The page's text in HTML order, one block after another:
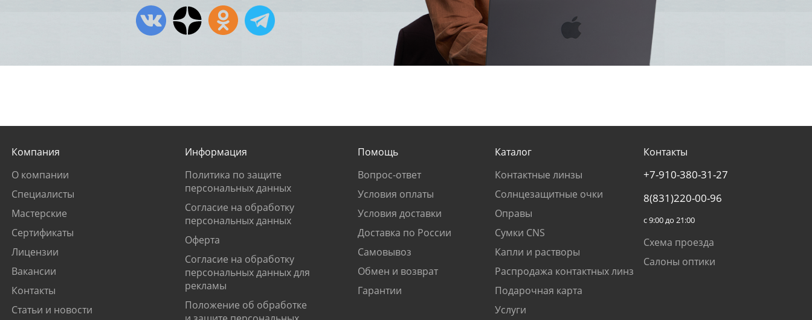
Компания
О компании
Специалисты
Мастерские
Сертификаты
Лицензии
Вакансии
Контакты
Статьи и новости
Информация
Политика по защите
персональных данных
Согласие на обработку
персональных данных
Оферта
Согласие на обработку
персональных данных для
рекламы
Положение об обработке
Помощь
Вопрос-ответ
Условия оплаты
Условия доставки
Доставка по России
Самовывоз
Обмен и возврат
Гарантии
Каталог
Контактные линзы
Солнцезащитные очки
Оправы
Сумки CNS
Капли и растворы
Распродажа контактных линз
Подарочная карта
Услуги
Контакты
+7-910-380-31-27
8(831)220-00-96
с 9:00 до 21:00
Схема проезда
Салоны оптики